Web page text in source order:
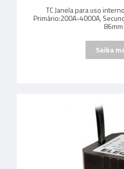
TC Janela para uso
Primário:200A-4000A,
86mm